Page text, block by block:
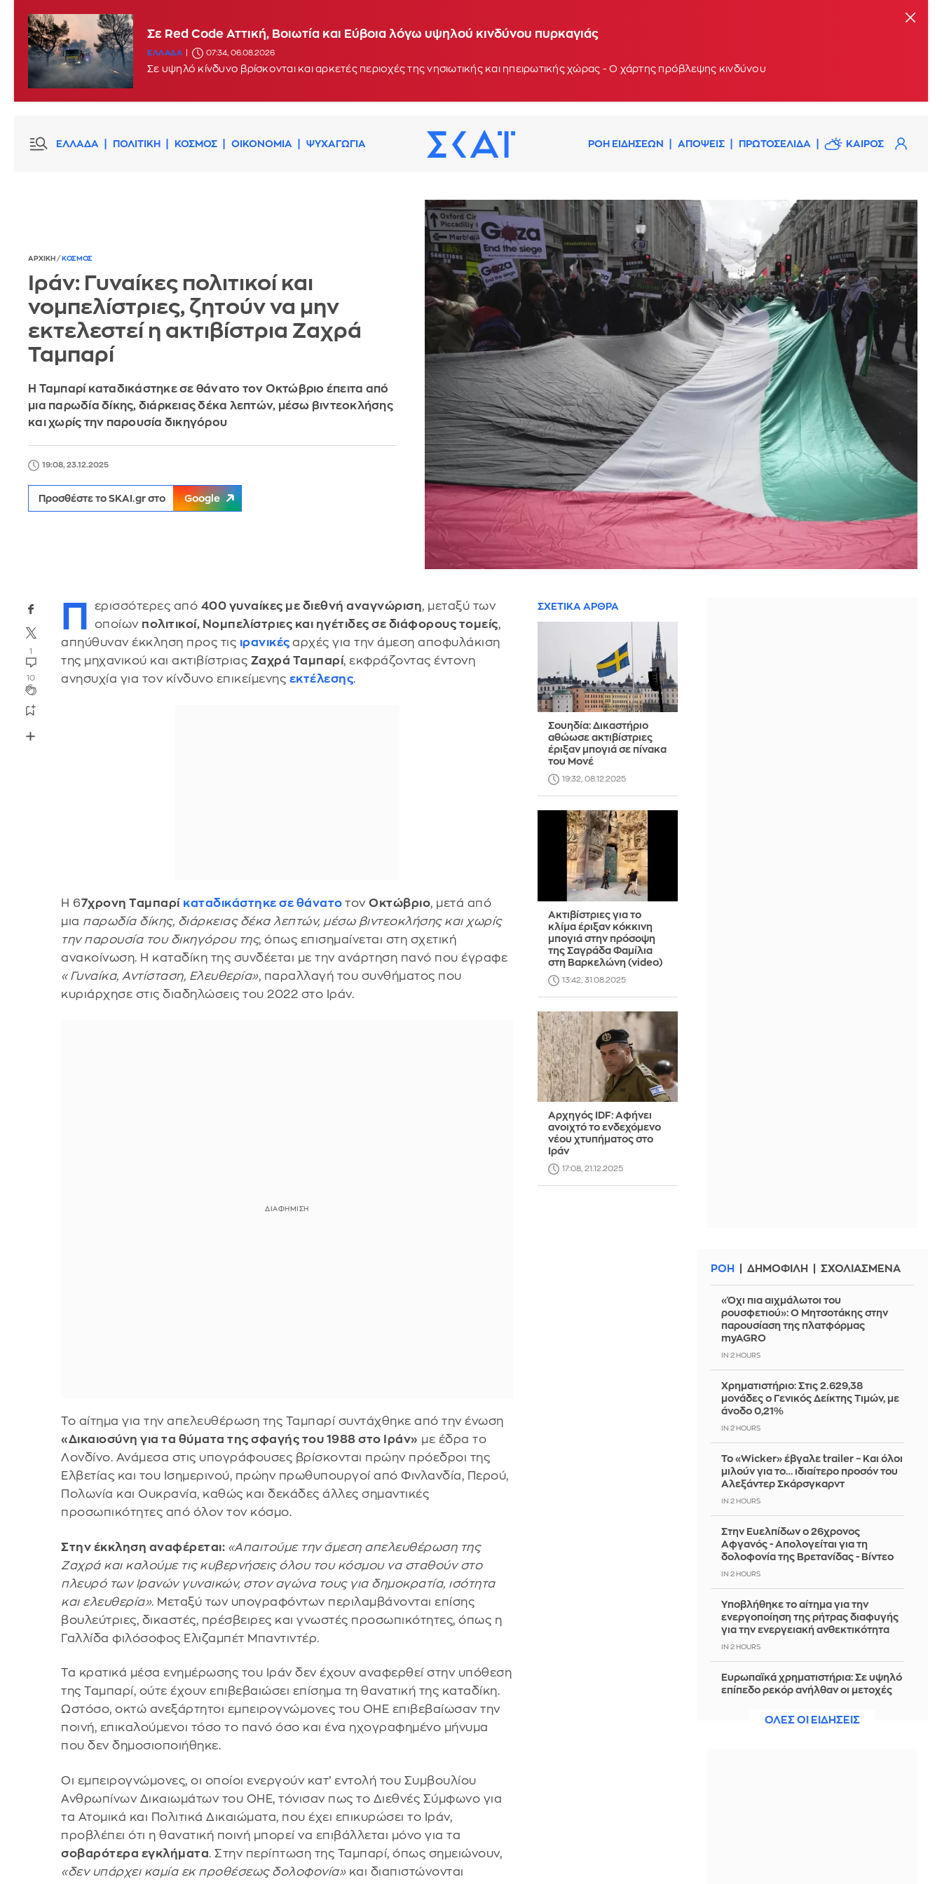
Σε Red Code Αττική, Βοιωτία και Εύβοια λόγω υψηλού κινδύνου πυρκαγιάς
ΕΛΛΑΔΑ 07:34, 06.08.2026
Σε υψηλό κίνδυνο βρίσκονται και αρκετές περιοχές της νησιωτικής και ηπειρωτικής χώρας - Ο χάρτης πρόβλεψης κινδύνου
ΕΛΛΑΔΑ ΠΟΛΙΤΙΚΗ ΚΟΣΜΟΣ ΟΙΚΟΝΟΜΙΑ ΨΥΧΑΓΩΓΙΑ ΡΟΗ ΕΙΔΗΣΕΩΝ ΑΠΟΨΕΙΣ ΠΡΩΤΟΣΕΛΙΔΑ ΚΑΙΡΟΣ
ΑΡΧΙΚΗ / ΚΟΣΜΟΣ
Ιράν: Γυναίκες πολιτικοί και
νομπελίστριες, ζητούν να μην
εκτελεστεί η ακτιβίστρια Ζαχρά
Ταμπαρί
Η Ταμπαρί καταδικάστηκε σε θάνατο τον Οκτώβριο έπειτα από
μια παρωδία δίκης, διάρκειας δέκα λεπτών, μέσω βιντεοκλήσης
και χωρίς την παρουσία δικηγόρου
19:08, 23.12.2025
Προσθέστε το SKAI.gr στο Google
1
10
Π ερισσότερες από 400 γυναίκες με διεθνή αναγνώριση, μεταξύ των
οποίων πολιτικοί, Νομπελίστριες και ηγέτιδες σε διάφορους τομείς,
απηύθυναν έκκληση προς τις ιρανικέςαρχές για την άμεση αποφυλάκιση
της μηχανικού και ακτιβίστριας Ζαχρά Ταμπαρί, εκφράζοντας έντονη
ανησυχία για τον κίνδυνο επικείμενης εκτέλεσης.
Η 67χρονη Ταμπαρί καταδικάστηκε σε θάνατοτονΟκτώβριο, μετά από
μια παρωδία δίκης, διάρκειας δέκα λεπτών, μέσω βιντεοκλήσης και χωρίς
την παρουσία του δικηγόρου της, όπως επισημαίνεται στη σχετική
ανακοίνωση. Η καταδίκη της συνδέεται με την ανάρτηση πανό που έγραφε
«Γυναίκα, Αντίσταση, Ελευθερία», παραλλαγή του συνθήματος που
κυριάρχησε στις διαδηλώσεις του 2022 στο Ιράν.
Το αίτημα για την απελευθέρωση της Ταμπαρί συντάχθηκε από την ένωση
«Δικαιοσύνη για τα θύματα της σφαγής του 1988 στο Ιράν» με έδρα το
Λονδίνο. Ανάμεσα στις υπογράφουσες βρίσκονται πρώην πρόεδροι της
Ελβετίας και του Ισημερινού, πρώην πρωθυπουργοί από Φινλανδία, Περού,
Πολωνία και Ουκρανία, καθώς και δεκάδες άλλες σημαντικές
προσωπικότητες από όλον τον κόσμο.
Στην έκκληση αναφέρεται: «Απαιτούμε την άμεση απελευθέρωση της
Ζαχρά και καλούμε τις κυβερνήσεις όλου του κόσμου να σταθούν στο
πλευρό των Ιρανών γυναικών, στον αγώνα τους για δημοκρατία, ισότητα
και ελευθερία». Μεταξύ των υπογραφόντων περιλαμβάνονται επίσης
βουλεύτριες, δικαστές, πρέσβειρες και γνωστές προσωπικότητες, όπως η
Γαλλίδα φιλόσοφος Ελιζαμπέτ Μπαντιντέρ.
Τα κρατικά μέσα ενημέρωσης του Ιράν δεν έχουν αναφερθεί στην υπόθεση
της Ταμπαρί, ούτε έχουν επιβεβαιώσει επίσημα τη θανατική της καταδίκη.
Ωστόσο, οκτώ ανεξάρτητοι εμπειρογνώμονες του ΟΗΕ επιβεβαίωσαν την
ποινή, επικαλούμενοι τόσο το πανό όσο και ένα ηχογραφημένο μήνυμα
που δεν δημοσιοποιήθηκε.
Οι εμπειρογνώμονες, οι οποίοι ενεργούν κατ’ εντολή του Συμβουλίου
Ανθρωπίνων Δικαιωμάτων του ΟΗΕ, τόνισαν πως το Διεθνές Σύμφωνο για
τα Ατομικά και Πολιτικά Δικαιώματα, που έχει επικυρώσει το Ιράν,
προβλέπει ότι η θανατική ποινή μπορεί να επιβάλλεται μόνο για τα
σοβαρότερα εγκλήματα. Στην περίπτωση της Ταμπαρί, όπως σημειώνουν,
«δεν υπάρχει καμία εκ προθέσεως δολοφονία»και διαπιστώνονται
ΣΧΕΤΙΚΑ ΑΡΘΡΑ
Σουηδία: Δικαστήριο
αθώωσε ακτιβίστριες
έριξαν μπογιά σε πίνακα
του Μονέ
19:32, 08.12.2025
Ακτιβίστριες για το
κλίμα έριξαν κόκκινη
μπογιά στην πρόσοψη
της Σαγράδα Φαμίλια
στη Βαρκελώνη (video)
13:42, 31.08.2025
Αρχηγός IDF: Αφήνει
ανοιχτό το ενδεχόμενο
νέου χτυπήματος στο
Ιράν
17:08, 21.12.2025
ΡΟΗ ΔΗΜΟΦΙΛΗ ΣΧΟΛΙΑΣΜΕΝΑ
«Όχι πια αιχμάλωτοι του
ρουσφετιού»: Ο Μητσοτάκης στην
παρουσίαση της πλατφόρμας
myAGRO
IN 2 HOURS
Χρηματιστήριο: Στις 2.629,38
μονάδες ο Γενικός Δείκτης Τιμών, με
άνοδο 0,21%
IN 2 HOURS
Το «Wicker» έβγαλε trailer – Και όλοι
μιλούν για το… ιδιαίτερο προσόν του
Αλεξάντερ Σκάρσγκαρντ
IN 2 HOURS
Στην Ευελπίδων ο 26χρονος
Αφγανός - Απολογείται για τη
δολοφονία της Βρετανίδας - Βίντεο
IN 2 HOURS
Υποβλήθηκε το αίτημα για την
ενεργοποίηση της ρήτρας διαφυγής
για την ενεργειακή ανθεκτικότητα
IN 2 HOURS
Ευρωπαϊκά χρηματιστήρια: Σε υψηλό
επίπεδο ρεκόρ ανήλθαν οι μετοχές
ΟΛΕΣ ΟΙ ΕΙΔΗΣΕΙΣ